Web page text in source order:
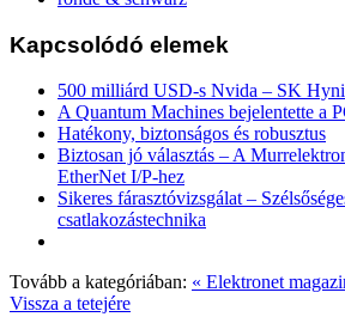
Kapcsolódó elemek
500 milliárd USD-s Nvida – SK
A Quantum Machines bejelentette a
Hatékony, biztonságos és robusztus
Biztosan jó választás – A
EtherNet I/P-hez
Sikeres fárasztóvizsgálat –
csatlakozástechnika
Tovább a kategóriában: « Elektronet
Vissza a tetejére